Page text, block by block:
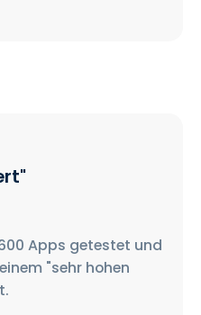
Apps getestet und
"sehr hohen